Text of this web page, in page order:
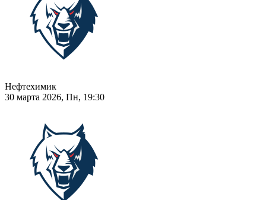
Нефтехимик
30 марта 2026, Пн, 19:30